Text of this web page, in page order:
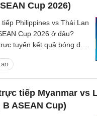
Cup 2026)
Philippines vs Thái Lan
Cup 2026 ở đâu?
tuyến kết quả bóng đá
tiếp Myanmar vs
ASEAN Cup)